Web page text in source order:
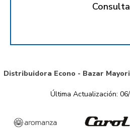
Distribuidora Econo - Bazar
Última Actualización: